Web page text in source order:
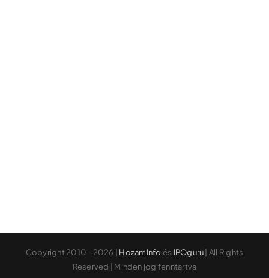
Copyright 2010 - 2026 | HozamInfo és IPOguru| All Rights
Reserved | Minden jog fenntartva